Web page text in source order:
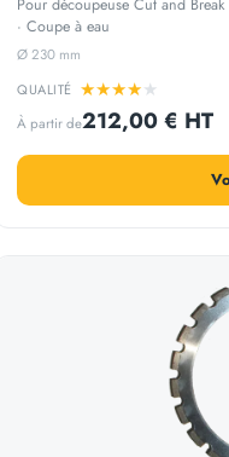
· Coupe à eau
Ø 230 mm
QUALITÉ ★★★★★
À partir de212,00 € HT